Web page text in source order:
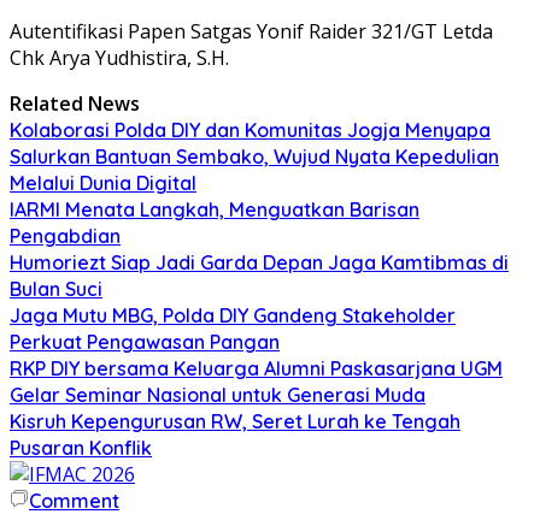
Autentifikasi Papen Satgas Yonif Raider 321/GT Letda
Chk Arya Yudhistira, S.H.
Related News
Kolaborasi Polda DIY dan Komunitas Jogja Menyapa
Salurkan Bantuan Sembako, Wujud Nyata Kepedulian
Melalui Dunia Digital
IARMI Menata Langkah, Menguatkan Barisan
Pengabdian
Humoriezt Siap Jadi Garda Depan Jaga Kamtibmas di
Bulan Suci
Jaga Mutu MBG, Polda DIY Gandeng Stakeholder
Perkuat Pengawasan Pangan
RKP DIY bersama Keluarga Alumni Paskasarjana UGM
Gelar Seminar Nasional untuk Generasi Muda
Kisruh Kepengurusan RW, Seret Lurah ke Tengah
Pusaran Konflik
Comment